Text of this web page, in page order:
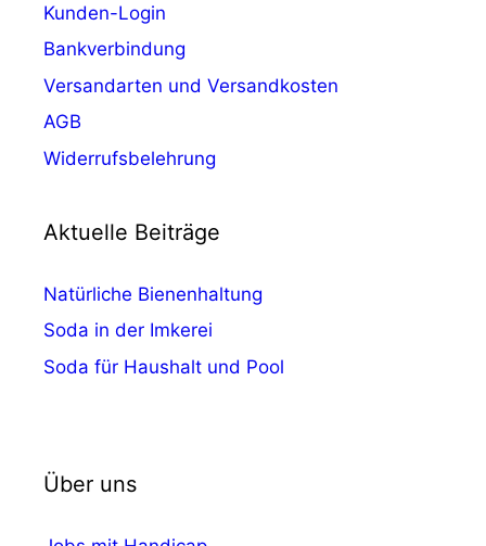
Kunden-Login
Bankverbindung
Versandarten und Versandkosten
AGB
Widerrufsbelehrung
Aktuelle Beiträge
Natürliche Bienenhaltung
Soda in der Imkerei
Soda für Haushalt und Pool
Über uns